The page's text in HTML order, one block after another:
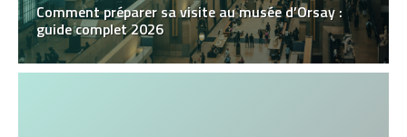
Comment préparer sa visite au musée d’Orsay :
guide complet 2026